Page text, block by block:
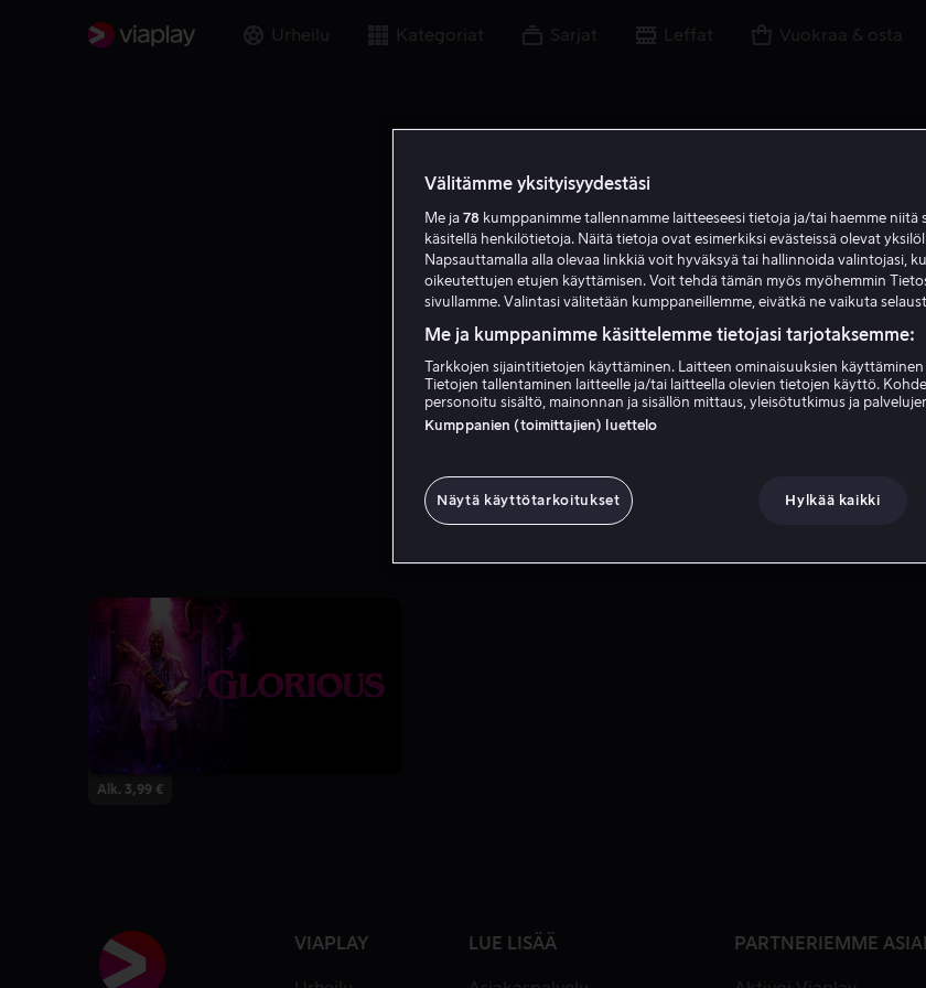
Urheilu Kategoriat Sarjat Leffat Vuokraa & osta
A L
Andre Lamar
Alk. 3,99 €
VIAPLAY LUE LISÄÄ PARTNERIEMME
Välitämme yksityisyydestäsi
Me ja 78 kumppanimme tallennamme laitteeseesi tietoja ja/tai haemme niitä
käsitellä henkilötietoja. Näitä tietoja ovat esimerkiksi evästeissä olevat
Napsauttamalla alla olevaa linkkiä voit hyväksyä tai hallinnoida valintojasi,
oikeutettujen etujen käyttämisen. Voit tehdä tämän myös myöhemmin
sivullamme. Valintasi välitetään kumppaneillemme, eivätkä ne vaikuta
Me ja kumppanimme käsittelemme tietojasi tarjotaksemme:
Tarkkojen sijaintitietojen käyttäminen. Laitteen ominaisuuksien
Tietojen tallentaminen laitteelle ja/tai laitteella olevien tietojen käyttö.
personoitu sisältö, mainonnan ja sisällön mittaus, yleisötutkimus ja
Kumppanien (toimittajien) luettelo
Näytä käyttötarkoitukset Hylkää kaikki